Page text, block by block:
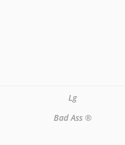
Lg
Bad Ass ®